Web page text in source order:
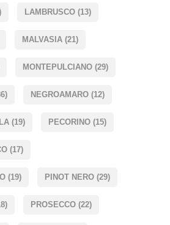
LAMBRUSCO (13)
MALVASIA (21)
MONTEPULCIANO (29)
NEGROAMARO (12)
(19) PECORINO (15)
(17)
(19) PINOT NERO (29)
PROSECCO (22)